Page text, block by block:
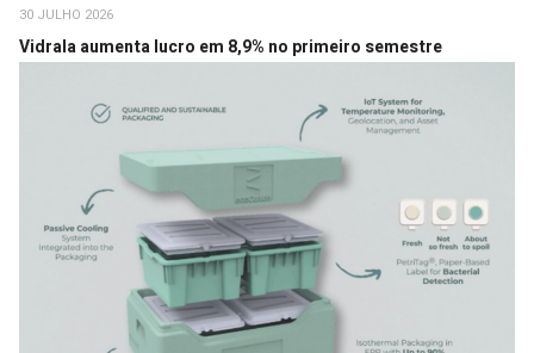
30 JULHO 2026
Vidrala aumenta lucro em 8,9% no primeiro semestre